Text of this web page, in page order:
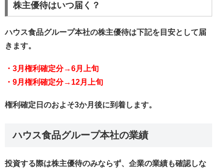
株主優待はいつ届く？
ハウス食品グループ本社の株主優待は下記を目安として届
きます。
・3月権利確定分→6月上旬
・9月権利確定分→12月上旬
権利確定日のおよそ3か月後に到着します。
ハウス食品グループ本社の業績
投資する際は株主優待のみならず、企業の業績も確認しな